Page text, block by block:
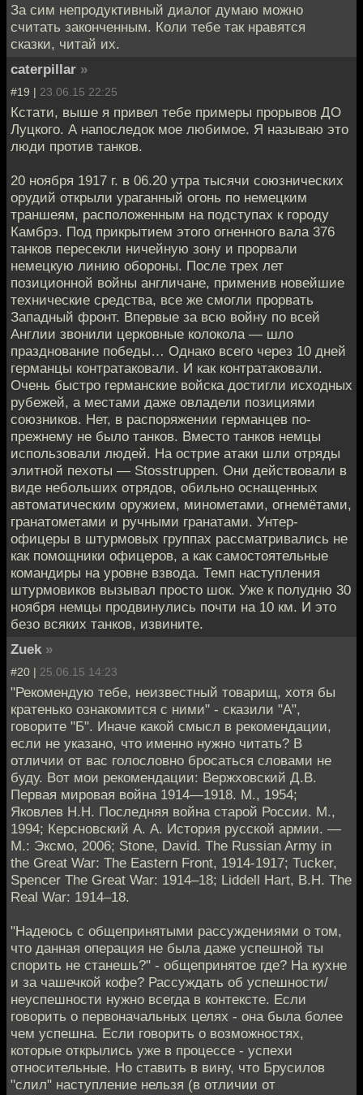
За сим непродуктивный диалог думаю можно
считать законченным. Коли тебе так нравятся
сказки, читай их.
caterpillar »
#19 | 23.06.15 22:25
Кстати, выше я привел тебе примеры прорывов ДО
Луцкого. А напоследок мое любимое. Я называю это
люди против танков.
20 ноября 1917 г. в 06.20 утра тысячи союзнических
орудий открыли ураганный огонь по немецким
траншеям, расположенным на подступах к городу
Камбрэ. Под прикрытием этого огненного вала 376
танков пересекли ничейную зону и прорвали
немецкую линию обороны. После трех лет
позиционной войны англичане, применив новейшие
технические средства, все же смогли прорвать
Западный фронт. Впервые за всю войну по всей
Англии звонили церковные колокола — шло
празднование победы… Однако всего через 10 дней
германцы контратаковали. И как контратаковали.
Очень быстро германские войска достигли исходных
рубежей, а местами даже овладели позициями
союзников. Нет, в распоряжении германцев по-
прежнему не было танков. Вместо танков немцы
использовали людей. На острие атаки шли отряды
элитной пехоты — Stosstruppen. Они действовали в
виде небольших отрядов, обильно оснащенных
автоматическим оружием, минометами, огнемётами,
гранатометами и ручными гранатами. Унтер-
офицеры в штурмовых группах рассматривались не
как помощники офицеров, а как самостоятельные
командиры на уровне взвода. Темп наступления
штурмовиков вызывал просто шок. Уже к полудню 30
ноября немцы продвинулись почти на 10 км. И это
безо всяких танков, извините.
Zuek »
#20 | 25.06.15 14:23
"Рекомендую тебе, неизвестный товарищ, хотя бы
кратенько ознакомится с ними" - сказили "А",
говорите "Б". Иначе какой смысл в рекомендации,
если не указано, что именно нужно читать? В
отличии от вас голословно бросаться словами не
буду. Вот мои рекомендации: Вержховский Д.В.
Первая мировая война 1914—1918. М., 1954;
Яковлев Н.Н. Последняя война старой России. М.,
1994; Керсновский А. А. История русской армии. —
М.: Эксмо, 2006; Stone, David. The Russian Army in
the Great War: The Eastern Front, 1914-1917; Tucker,
Spencer The Great War: 1914–18; Liddell Hart, B.H. The
Real War: 1914–18.
"Надеюсь с общепринятыми рассуждениями о том,
что данная операция не была даже успешной ты
спорить не станешь?" - общепринятое где? На кухне
и за чашечкой кофе? Рассуждать об успешности/
неуспешности нужно всегда в контексте. Если
говорить о первоначальных целях - она была более
чем успешна. Если говорить о возможностях,
которые открылись уже в процессе - успехи
относительные. Но ставить в вину, что Брусилов
"слил" наступление нельзя (в отличии от